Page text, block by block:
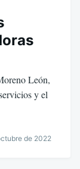
León,
y el
de 2022